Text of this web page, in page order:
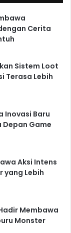
Cerita
Sistem Loot
Terasa Lebih
Inovasi Baru
Depan Game
Aksi Intens
yang Lebih
Membawa
Monster